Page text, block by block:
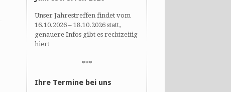
Unser Jahrestreffen findet vom
16.10.2026 – 18.10.2026 statt,
genauere Infos gibt es rechtzeitig
hier!
***
Ihre Termine bei uns